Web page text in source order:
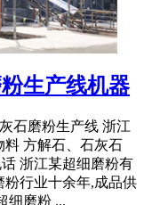
生产线机器
石磨粉生产线 浙江
料 方解石、石灰石
浙江某超细磨粉有
粉行业十余年,成品供
细磨粉 ...